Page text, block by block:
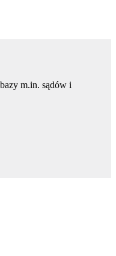
m.in. sądów i